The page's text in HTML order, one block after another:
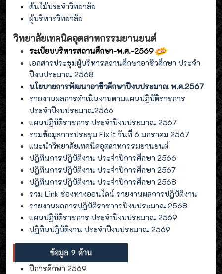
ต้นไม้ประจำวิทยาลัย
ผู้บริหารวิทยาลัย
วิทยาลัยเทคนิคอุตสาหกรรมยานยนต์
ระเบียบบริหารสถานศึกษา-พ.ศ.-2569
เอกสารประชุมผู้บริหารสถานศึกษาอาชีวศึกษา ประจำ
ปีงบประมาณ 2568
นโยบายการพัฒนาอาชีวศึกษาปีงบประมาณ พ.ศ.2567
รายงานผลการดำเนินงานตามแผนปฎิบัติราชการ
ประจำปีงบประมาณ2566
แผนปฎิบัติราชการ ประจำปีงบประมาณ 2567
รวมข้อมูลการประชุม Fix it วันที่ 6 มกราคม 2567
แนะนำวิทยาลัยเทคนิคอุตสาหกรรมยานยนต์
ปฎิทินการปฎิบัติงาน ประจำปีการศึกษา 2566
ปฎิทินการปฎิบัติงาน ประจำปีการศึกษา 2567
ปฎิทินการปฎิบัติงาน ประจำปีการศึกษา 2568
รวม Link ช่องทางออนไลน์ รายงานผลการปฎิบัติงาน
รายงานผลการปฏิบัติราชการปีงบประมาณ 2568
แผนปฏิบัติราชการ ประจำปีงบประมาณ 2569
ปฏิทินปฎิบัติงาน ประจำปีงบประมาณ 2569
ปีการศึกษา 2569